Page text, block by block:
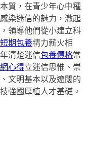
質，在青少年心中種
染迷信的魅力，激起
領導他們從小建立科
短期包養精力薪火相
清楚迷信包養價格常
心得立迷信思惟、崇
文明基本以及遼闊的
強國厚植人才基礎。